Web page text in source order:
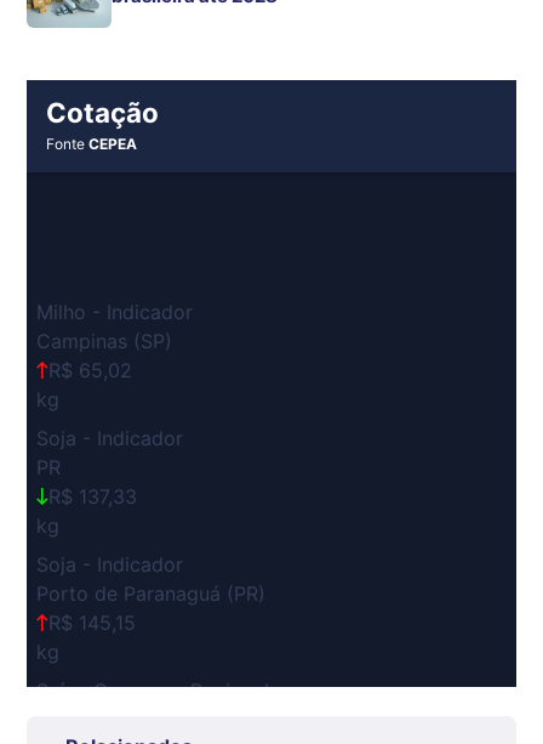
Cotação
FonteCEPEA
Milho - Indicador
Campinas (SP)
R$ 65,02
kg
Soja - Indicador
PR
R$ 137,33
kg
Soja - Indicador
Porto de Paranaguá (PR)
R$ 145,15
kg
Suíno Carcaça - Regional